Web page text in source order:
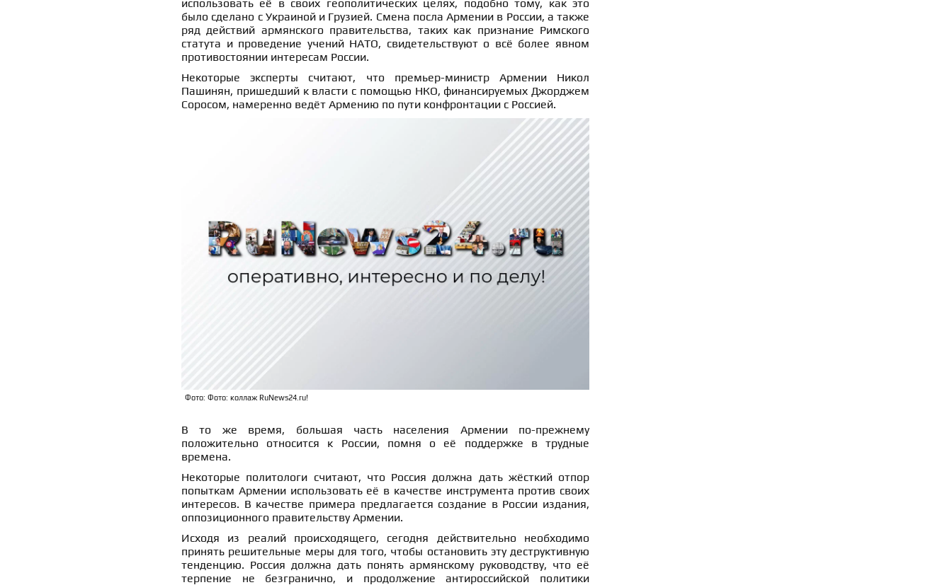
использовать её в своих геополитических целях, подобно тому, как это
было сделано с Украиной и Грузией. Смена посла Армении в России, а также
ряд действий армянского правительства, таких как признание Римского
статута и проведение учений НАТО, свидетельствуют о всё более явном
противостоянии интересам России.
Некоторые эксперты считают, что премьер-министр Армении Никол
Пашинян, пришедший к власти с помощью НКО, финансируемых Джорджем
Соросом, намеренно ведёт Армению по пути конфронтации с Россией.
Фото: Фото: коллаж RuNews24.ru!
В то же время, большая часть населения Армении по-прежнему
положительно относится к России, помня о её поддержке в трудные
времена.
Некоторые политологи считают, что Россия должна дать жёсткий отпор
попыткам Армении использовать её в качестве инструмента против своих
интересов. В качестве примера предлагается создание в России издания,
оппозиционного правительству Армении.
Исходя из реалий происходящего, сегодня действительно необходимо
принять решительные меры для того, чтобы остановить эту деструктивную
тенденцию. Россия должна дать понять армянскому руководству, что её
терпение не безгранично, и продолжение антироссийской политики